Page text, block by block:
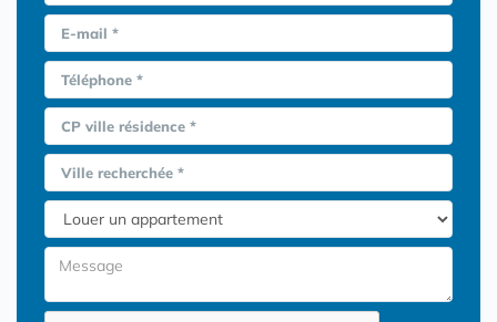
E-mail *
Téléphone *
CP ville résidence *
Ville recherchée *